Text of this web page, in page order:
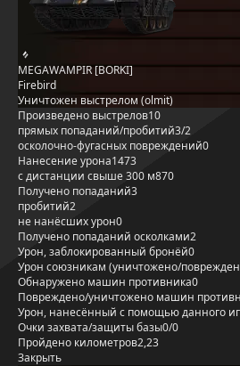
MEGAWAMPIR [BORKI]
Firebird
Уничтожен выстрелом (olmit)
Произведено выстрелов10
прямых попаданий/пробитий3/2
осколочно-фугасных повреждений0
Нанесение урона1473
с дистанции свыше 300 м870
Получено попаданий3
пробитий2
не нанёсших урон0
Получено попаданий осколками2
Урон, заблокированный бронёй0
Урон союзникам (уничтожено/
Обнаружено машин противника0
Повреждено/уничтожено машин
Урон, нанесённый с помощью данного
Очки захвата/защиты базы0/0
Пройдено километров2,23
Закрыть